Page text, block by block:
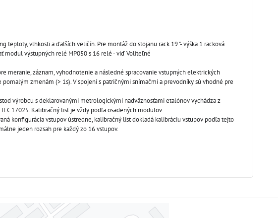
teploty, vlhkosti a ďalších veličín. Pre montáž do stojanu rack 19 "- výška 1 racková
modul výstupných relé MP050 s 16 relé - viď Voliteľné
meranie, záznam, vyhodnotenie a následné spracovanie vstupných elektrických
zmenám (> 1s). V spojení s patričnými snímačmi a prevodníky sú vhodné pre
výrobcu s deklarovanými metrologickými nadväznosťami etalónov vychádza z
17025. Kalibračný list je vždy podľa osadených modulov.
konfigurácia vstupov ústredne, kalibračný list dokladá kalibráciu vstupov podľa tejto
jeden rozsah pre každý zo 16 vstupov.